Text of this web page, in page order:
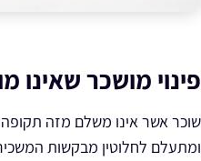
פינוי מושכר שאינו
שוכר אשר אינו משלם מזה
ומתעלם לחלוטין מבקשות